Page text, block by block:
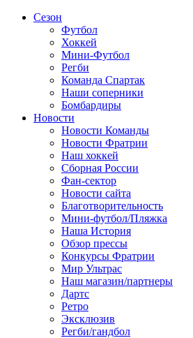
Сезон
Футбол
Хоккей
Мини-Футбол
Регби
Команда Спартак
Наши соперники
Бомбардиры
Новости
Новости Команды
Новости Фратрии
Наш хоккей
Сборная России
Фан-cектор
Новости сайта
Благотворительность
Мини-футбол/Пляжка
Наша История
Обзор прессы
Конкурсы Фратрии
Мир Ультрас
Наш магазин/партнеры
Дартс
Ретро
Эксклюзив
Регби/гандбол